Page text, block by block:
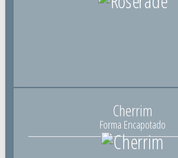
Cherrim
Forma Encapotado